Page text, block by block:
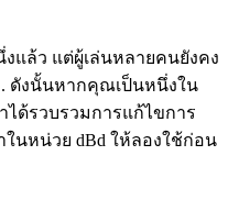
งแล้ว แต่ผู้เล่นหลายคนยังคง
. ดังนั้นหากคุณเป็นหนึ่งใน
ด้รวบรวมการแก้ไขการ
นหน่วย dBd ให้ลองใช้ก่อน